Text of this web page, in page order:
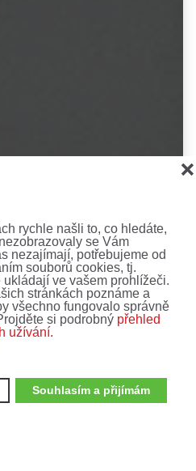
rychle našli to, co hledáte,
se Vám
nezajímají, potřebujeme od
souborů cookies, tj.
ve vašem prohlížeči.
stránkách poznáme a
všechno fungovalo správně
si podrobný přehled
užívání.
Souhlasím a přijímám
❌